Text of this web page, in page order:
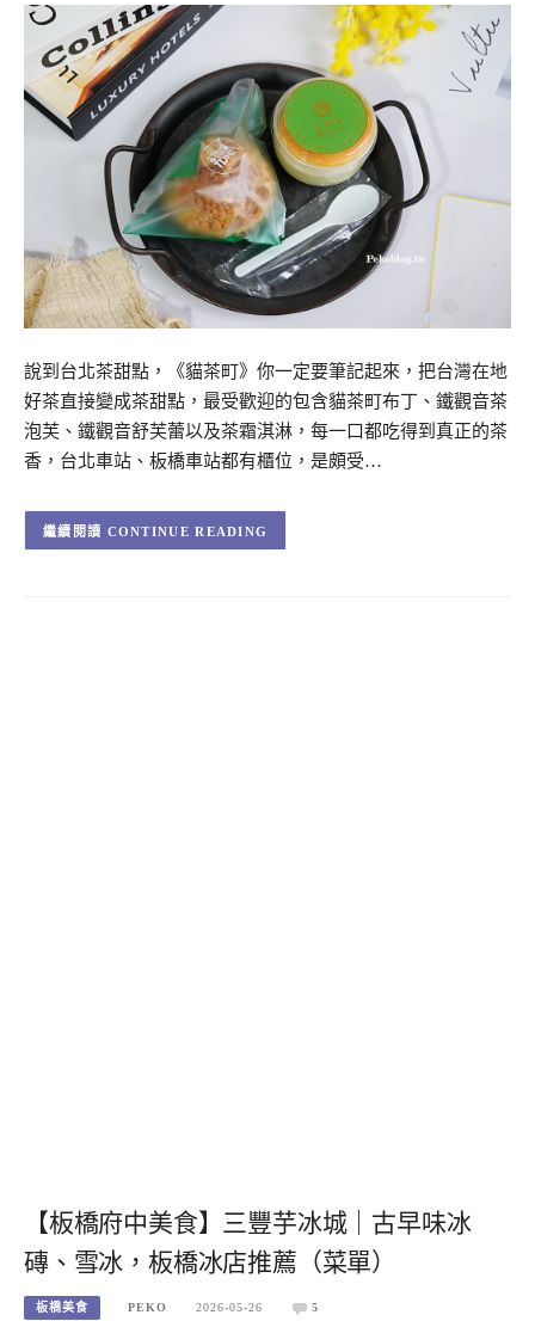
說到台北茶甜點，《貓茶町》你一定要筆記起來，把台灣在地
好茶直接變成茶甜點，最受歡迎的包含貓茶町布丁、鐵觀音茶
泡芙、鐵觀音舒芙蕾以及茶霜淇淋，每一口都吃得到真正的茶
香，台北車站、板橋車站都有櫃位，是頗受…
CONTINUE READING
【板橋府中美食】三豐芋冰城｜古早味冰
磚、雪冰，板橋冰店推薦（菜單）
板橋美食 PEKO 2026-05-26 5